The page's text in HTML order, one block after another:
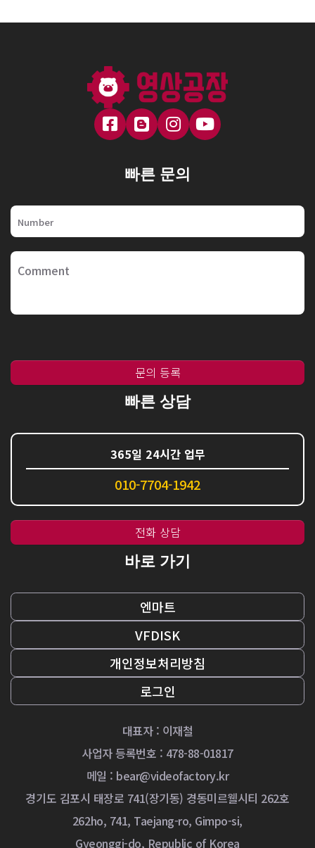
대표자 : 이재철
사업자 등록번호 : 478-88-01817
메일 : bear@videofactory.kr
경기도 김포시 태장로 741(장기동) 경동미르웰시티 262호
262ho, 741, Taejang-ro, Gimpo-si,
Gyeonggi-do, Republic of Korea
빠른 문의
문의 등록
빠른 상담
365일 24시간 업무
010-7704-1942
전화 상담
바로 가기
엔마트
VFDISK
개인정보처리방침
로그인